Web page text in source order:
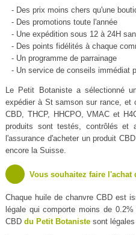
- Des prix moins chers qu'une
- Des promotions toute l'année
- Une expédition sous 12 à 24H
- Des points fidélités à chaque
- Un programme de parrainage
- Un service de conseils immédiat
Le Petit Botaniste a sélectionné
expédier à St samson sur rance, et
CBD, THCP, HHCPO, VMAC et
produits sont testés, contrôlés et
l'assurance d'acheter un produit
encore la Suisse.
Vous souhaitez faire l'achat
Chaque huile de chanvre CBD est
légale qui comporte moins de
CBD du Petit Botanistesont légales